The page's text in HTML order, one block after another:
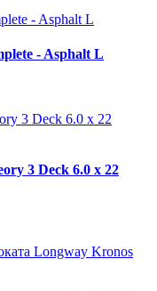
- Asphalt L
3 Deck 6.0 x 22